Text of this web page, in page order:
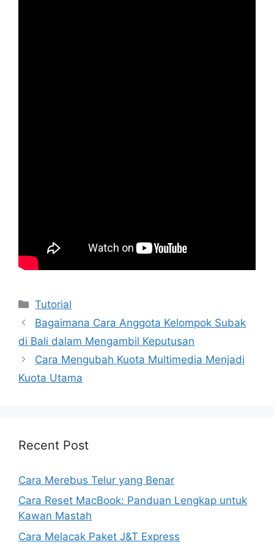
Kategori
Tutorial
Bagaimana Cara Anggota Kelompok Subak
di Bali dalam Mengambil Keputusan
Cara Mengubah Kuota Multimedia Menjadi
Kuota Utama
Recent Post
Cara Merebus Telur yang Benar
Cara Reset MacBook: Panduan Lengkap untuk
Kawan Mastah
Cara Melacak Paket J&T Express